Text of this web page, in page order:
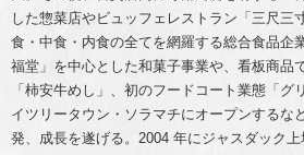
した惣菜店やビュッフェレストラン「三尺三
食・中食・内食の全てを網羅する総合食品企
福堂」を中心とした和菓子事業や、看板商品
「柿安牛めし」、初のフードコート業態「グ
イツリータウン・ソラマチにオープンするな
発、成長を遂げる。2004 年にジャスダック上